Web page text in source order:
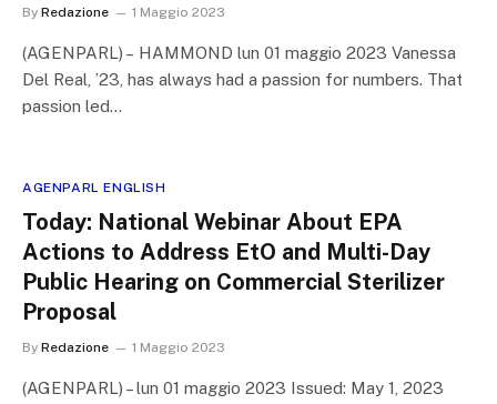
By Redazione 1 Maggio 2023
(AGENPARL) – HAMMOND lun 01 maggio 2023 Vanessa
Del Real, ’23, has always had a passion for numbers. That
passion led…
AGENPARL ENGLISH
Today: National Webinar About EPA
Actions to Address EtO and Multi-Day
Public Hearing on Commercial Sterilizer
Proposal
By Redazione 1 Maggio 2023
(AGENPARL) – lun 01 maggio 2023 Issued: May 1, 2023